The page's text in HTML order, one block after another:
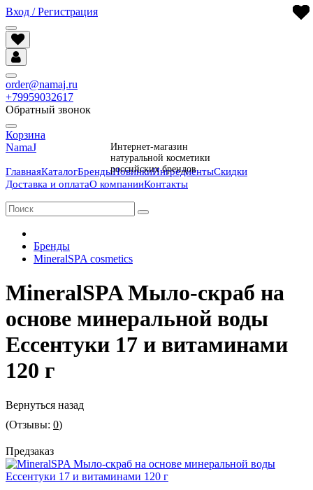
Вход / Регистрация
order@namaj.ru
+79959032617
Обратный звонок
Корзина
NamaJ
Интернет-магазин
натуральной косметики
российских брендов
ГлавнаяКаталогБрендыНовинкиИнгредиентыСкидки
Доставка и оплатаО компанииКонтакты
Бренды
MineralSPA cosmetics
MineralSPA Мыло-скраб на
основе минеральной воды
Ессентуки 17 и витаминами
120 г
Вернуться назад
(Отзывы: 0)
Предзаказ